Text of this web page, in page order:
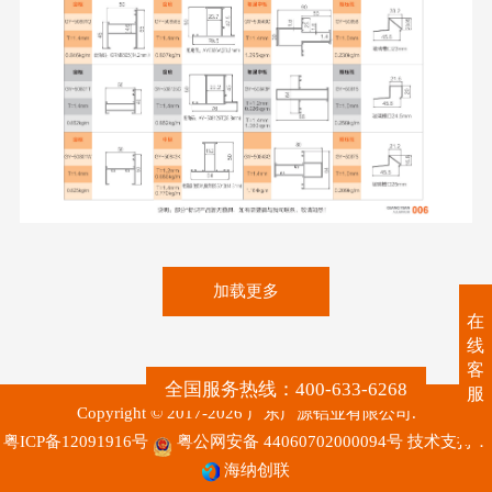
全国服务热线：400-633-6268
006
加载更多
Copyright © 2017-2026 广东广源铝业有限公司.
粤ICP备12091916号
粤公网安备 44060702000094号 技术支持：
海纳创联
在
线
客
服